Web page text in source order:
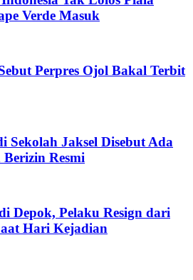
Verde Masuk
Perpres Ojol Bakal Terbit
Sekolah Jaksel Disebut Ada
Resmi
Depok, Pelaku Resign dari
Hari Kejadian